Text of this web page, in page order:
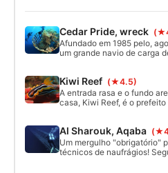
Cedar Pride, wreck
Afundado em 1985 pelo,
um grande navio de carga
todos os níveis de
Kiwi Reef (★4.5)
A entrada rasa e o fundo
casa, Kiwi Reef, é o
principiantes. O recife
típico em kiwi é de 12-24m
Al Sharouk, Aqaba
Um mergulho "obrigatório"
técnicos de naufrágios!